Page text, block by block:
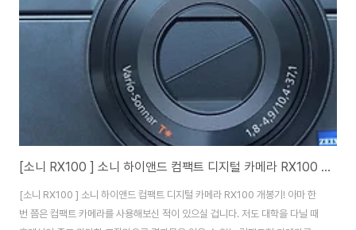
히 사용하기 위해 구매하는 분들이 많이 계신데요. 소니 사이버샷 RX100은 일
반 컴팩트 카메라..
[소니 RX100 ] 소니 하이앤드 컴팩트 디지털 카메라 RX100 개봉기!
[소니 RX100 ] 소니 하이앤드 컴팩트 디지털 카메라 RX100 개봉기! 아마 한
번 쯤은 컴팩트 카메라를 사용해보신 적이 있으실 겁니다. 저도 대학을 다닐 때